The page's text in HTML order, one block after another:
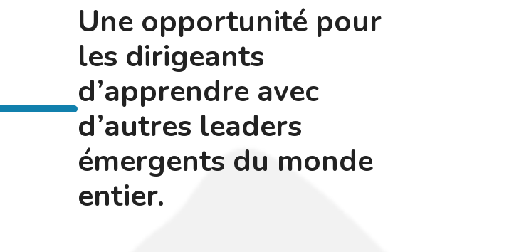
Une opportunité pour
les dirigeants
d’apprendre avec
d’autres leaders
émergents du monde
entier.